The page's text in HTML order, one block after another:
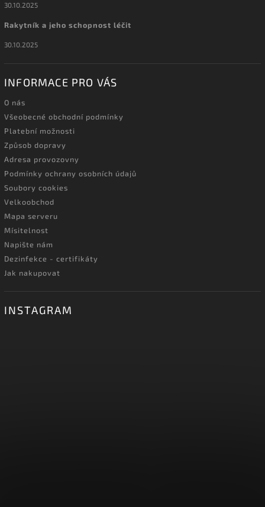
30.10.2025
Rakytník a jeho schopnost léčit
30.10.2025
INFORMACE PRO VÁS
O nás
Všeobecné obchodní podmínky
Platební možnosti
Způsob dopravy
Adresa provozovny
Podmínky ochrany osobních údajů
Soubory cookies
Velkoobchod
Mapa serveru
Mísitelnost
Napište nám
Dezinfekce - certifikáty
Jak nakupovat
INSTAGRAM